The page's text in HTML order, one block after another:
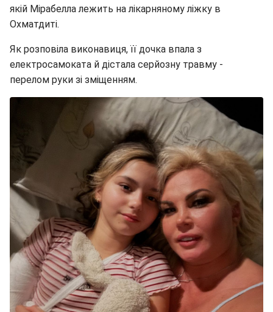
якій Мірабелла лежить на лікарняному ліжку в
Охматдиті.
Як розповіла виконавиця, її дочка впала з
електросамоката й дістала серйозну травму -
перелом руки зі зміщенням.